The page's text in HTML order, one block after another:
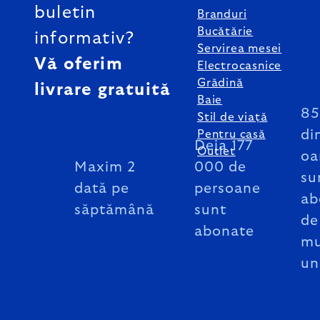
buletin
informativ?
Vă oferim
livrare gratuită
Maxim 2
dată pe
săptămână
Deja 177
000 de
persoane
sunt
abonate
Branduri
Bucătărie
Servirea mesei
Electrocasnice
Grădină
Baie
Stil de viață
Pentru casă
Outlet